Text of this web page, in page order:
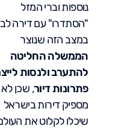
נוספות וברי המזל
"הסתדרו" עם דירה
במצב הזה שנוצר
הממשלה החליטה
להתערב ולנסות
פתרונות דיור, שכן לא
מספיק דירות בישראל
שיכלו לקלוט את